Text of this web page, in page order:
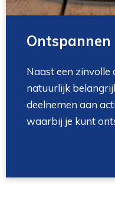
Ontspannen
Naast een zinvolle
natuurlijk
deelnemen aan
waarbij je kunt